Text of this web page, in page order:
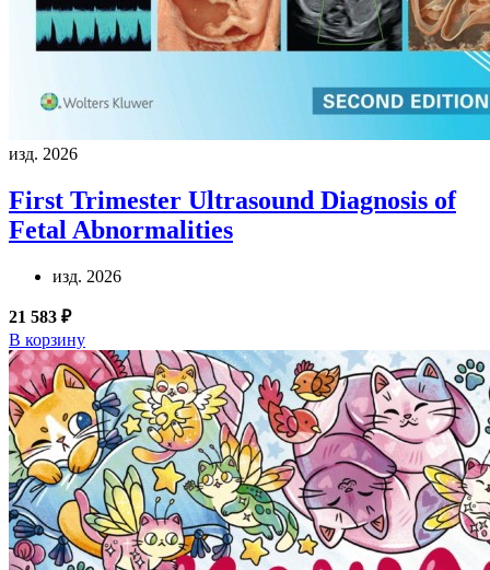
изд. 2026
First Trimester Ultrasound Diagnosis of
Fetal Abnormalities
изд. 2026
21 583 ₽
В корзину